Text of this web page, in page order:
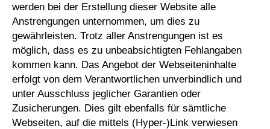
werden bei der Erstellung dieser Website alle
Anstrengungen unternommen, um dies zu
gewährleisten. Trotz aller Anstrengungen ist es
möglich, dass es zu unbeabsichtigten Fehlangaben
kommen kann. Das Angebot der Webseiteninhalte
erfolgt von dem Verantwortlichen unverbindlich und
unter Ausschluss jeglicher Garantien oder
Zusicherungen. Dies gilt ebenfalls für sämtliche
Webseiten, auf die mittels (Hyper-)Link verwiesen